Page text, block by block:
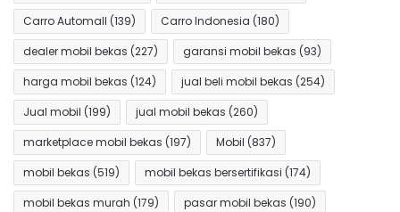
Carro Automall (139) Carro Indonesia (180)
dealer mobil bekas (227) garansi mobil bekas (93)
harga mobil bekas (124) jual beli mobil bekas (254)
Jual mobil (199) jual mobil bekas (260)
marketplace mobil bekas (197) Mobil (837)
mobil bekas (519) mobil bekas bersertifikasi (174)
mobil bekas murah (179) pasar mobil bekas (190)